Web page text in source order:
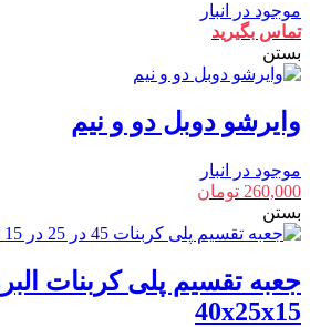
موجود در انبار
تماس بگیرید
بستن
وایرشو دوبل دو و نیم
موجود در انبار
260,000 تومان
بستن
جعبه تقسیم پلی کربنات
40x25x15